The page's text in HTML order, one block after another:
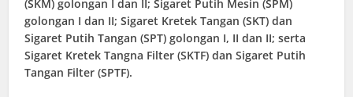
(SKM) golongan I dan II; Sigaret Putih Mesin (SPM)
golongan I dan II; Sigaret Kretek Tangan (SKT) dan
Sigaret Putih Tangan (SPT) golongan I, II dan II; serta
Sigaret Kretek Tangna Filter (SKTF) dan Sigaret Putih
Tangan Filter (SPTF).